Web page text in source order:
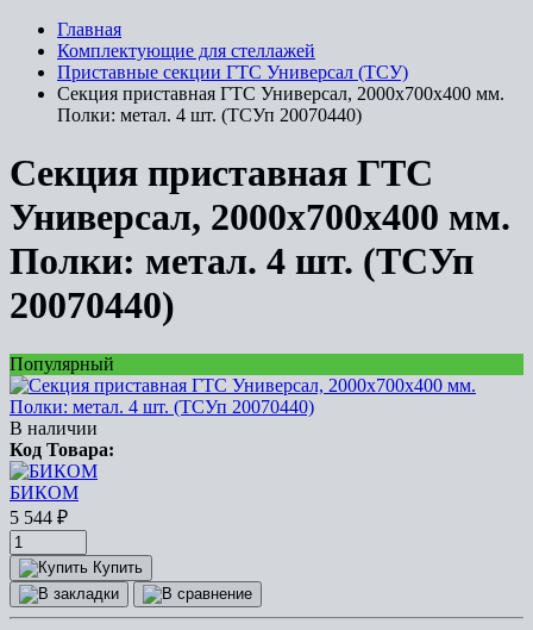
Главная
Комплектующие для стеллажей
Приставные секции ГТС Универсал (ТСУ)
Секция приставная ГТС Универсал, 2000x700x400 мм.
Полки: метал. 4 шт. (ТСУп 20070440)
Секция приставная ГТС
Универсал, 2000x700x400 мм.
Полки: метал. 4 шт. (ТСУп
20070440)
Популярный
В наличии
Код Товара:
БИКОМ
5 544 ₽
Купить